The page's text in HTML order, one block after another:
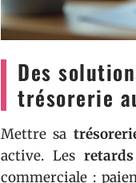
Des
trésorerie
Mettre sa
active. Les
commerciale :